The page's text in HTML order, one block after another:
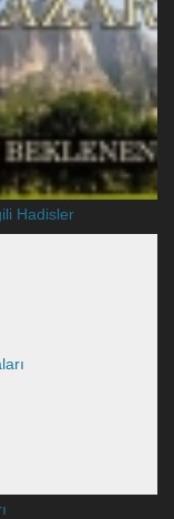
Hadisler